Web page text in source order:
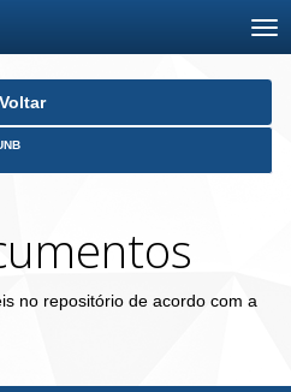
Voltar
no repositório de acordo com a